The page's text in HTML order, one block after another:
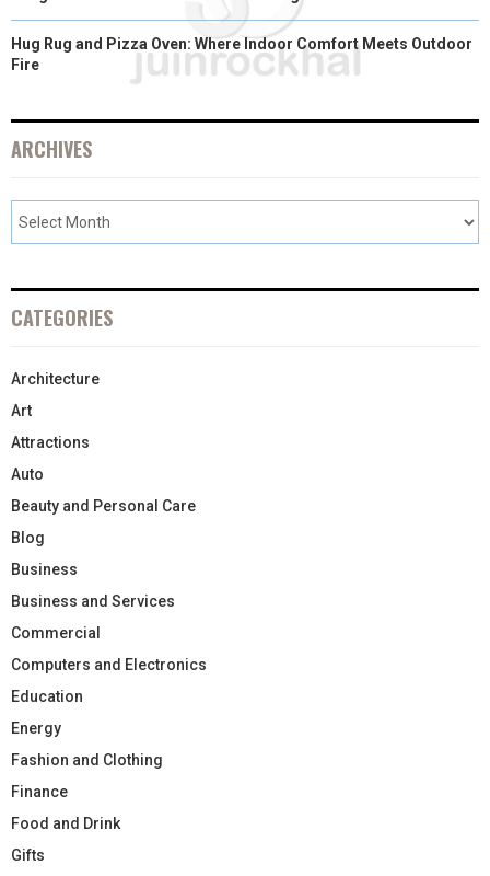
Hug Rug and Pizza Oven: Where Indoor Comfort Meets Outdoor
Fire
ARCHIVES
CATEGORIES
Architecture
Art
Attractions
Auto
Beauty and Personal Care
Blog
Business
Business and Services
Commercial
Computers and Electronics
Education
Energy
Fashion and Clothing
Finance
Food and Drink
Gifts